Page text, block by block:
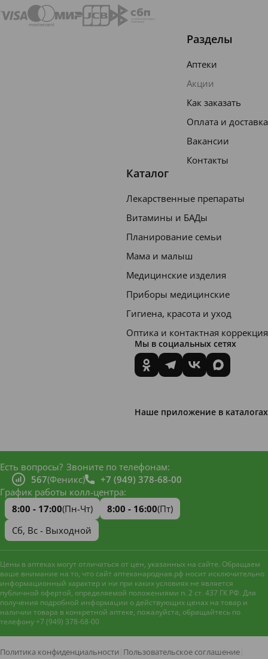
Разделы
Аптеки
Акции
Как заказать
Оплата и доставка
Вакансии
Контакты
Каталог
Лекарственные препараты
Витамины и БАДы
Планирование семьи
Мама и малыш
Медицинские изделия
Приборы медицинские
Гигиена, красота и уход
Оптика и контактная коррекция
Мы в социальных сетях
Наше приложение в каталогах
Есть вопросы? Звоните по телефонам:
567(Феникс)
+7 (949) 378-68-00
График работы колл-центра:
8:00 - 17:00(Пн-Чт) 8:00 - 16:00(Пт)
Сб, Вс - Выходной
Цены в аптеках могут отличаться от цен, указанных на сайте. Обращаем
ваше внимание на то, что сайт аптеканародная.рф носит исключительно
информационный характер и ни при каких условиях не является
публичной офертой, определяемой положениями п. 2 ст. 437 ГК РФ. Для
получения подробной информации о действующих ценах на товар и
наличии товара в конкретной аптеке, пожалуйста, обращайтесь по
телефону +7 (949) 378-68-00
Политика конфиденциальности Пользовательское соглашение
Наш сайт использует файлы
улучшения работы и анализа